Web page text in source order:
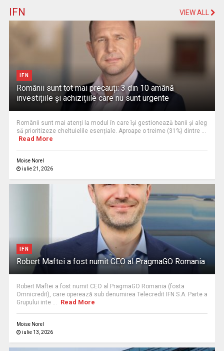
IFN VIEW ALL
IFN
Românii sunt tot mai precauți: 3 din 10 amână
investițiile și achizițiile care nu sunt urgente
Românii sunt mai atenți la modul în care își gestionează banii și aleg
să prioritizeze cheltuielile esențiale. Aproape o treime (31%) dintre ...
Read More
Moise Norel
iulie 21, 2026
IFN
Robert Maftei a fost numit CEO al PragmaGO Romania
Robert Maftei a fost numit CEO al PragmaGO Romania (fosta
Omnicredit), care operează sub denumirea Telecredit IFN S.A. Parte a
Grupului inte ...
Read More
Moise Norel
iulie 13, 2026